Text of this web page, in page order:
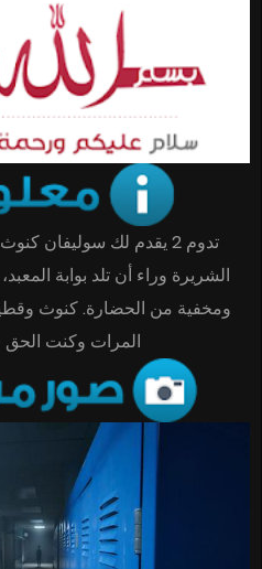
تدوم 2 يقدم لك سوليفان
الشريرة وراء أن تلد بوابة
ومخفية من الحضارة. كنوث
المرات وكنت